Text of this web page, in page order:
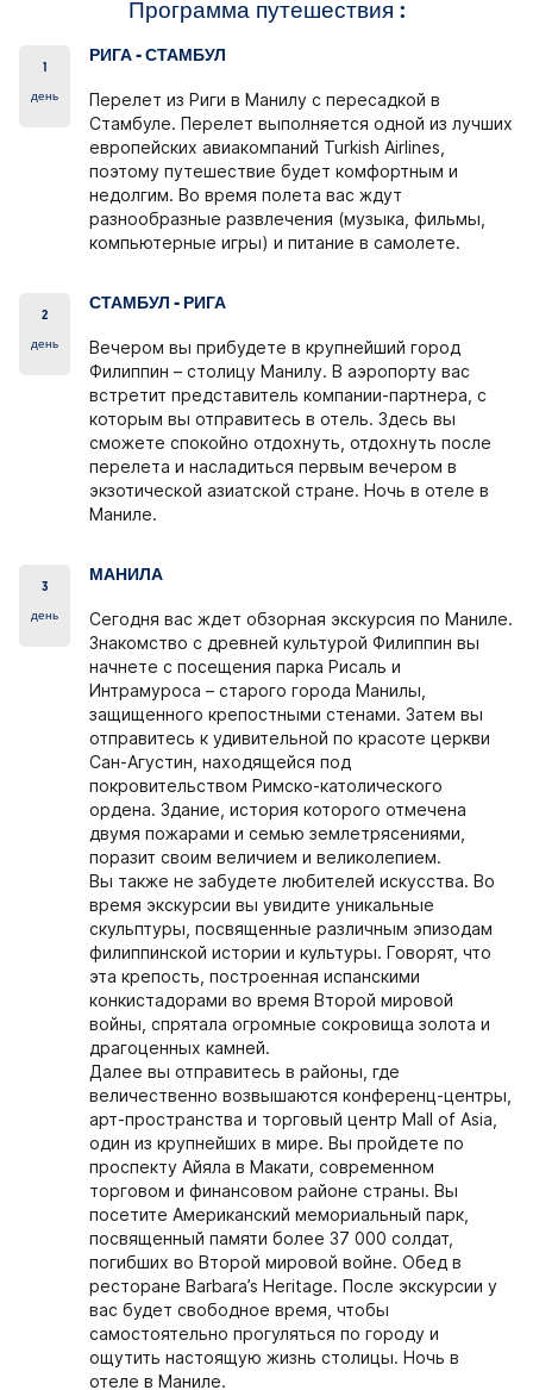
Программа путешествия :
1
день
РИГА - СТАМБУЛ
Перелет из Риги в Манилу с пересадкой в ​​
Стамбуле. Перелет выполняется одной из лучших
европейских авиакомпаний Turkish Airlines,
поэтому путешествие будет комфортным и
недолгим. Во время полета вас ждут
разнообразные развлечения (музыка, фильмы,
компьютерные игры) и питание в самолете.
2
день
СТАМБУЛ - РИГА
Вечером вы прибудете в крупнейший город
Филиппин – столицу Манилу. В аэропорту вас
встретит представитель компании-партнера, с
которым вы отправитесь в отель. Здесь вы
сможете спокойно отдохнуть, отдохнуть после
перелета и насладиться первым вечером в
экзотической азиатской стране. Ночь в отеле в
Маниле.
3
день
МАНИЛА
Сегодня вас ждет обзорная экскурсия по Маниле.
Знакомство с древней культурой Филиппин вы
начнете с посещения парка Рисаль и
Интрамуроса – старого города Манилы,
защищенного крепостными стенами. Затем вы
отправитесь к удивительной по красоте церкви
Сан-Агустин, находящейся под
покровительством Римско-католического
ордена. Здание, история которого отмечена
двумя пожарами и семью землетрясениями,
поразит своим величием и великолепием.
Вы также не забудете любителей искусства. Во
время экскурсии вы увидите уникальные
скульптуры, посвященные различным эпизодам
филиппинской истории и культуры. Говорят, что
эта крепость, построенная испанскими
конкистадорами во время Второй мировой
войны, спрятала огромные сокровища золота и
драгоценных камней.
Далее вы отправитесь в районы, где
величественно возвышаются конференц-центры,
арт-пространства и торговый центр Mall of Asia,
один из крупнейших в мире. Вы пройдете по
проспекту Айяла в Макати, современном
торговом и финансовом районе страны. Вы
посетите Американский мемориальный парк,
посвященный памяти более 37 000 солдат,
погибших во Второй мировой войне. Обед в
ресторане Barbara’s Heritage. После экскурсии у
вас будет свободное время, чтобы
самостоятельно прогуляться по городу и
ощутить настоящую жизнь столицы. Ночь в
отеле в Маниле.